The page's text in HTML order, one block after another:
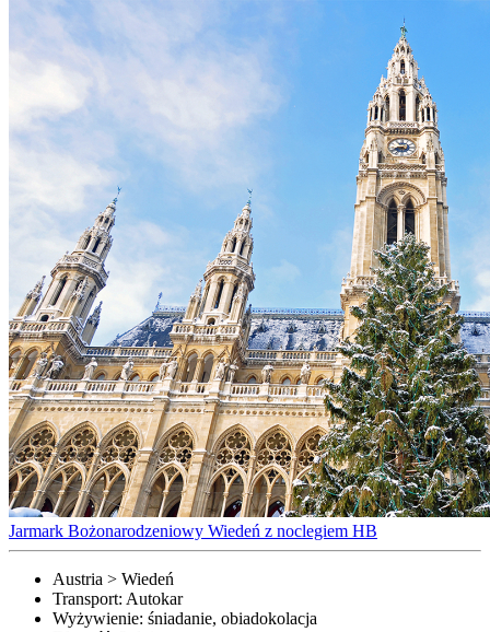
Jarmark Bożonarodzeniowy Wiedeń z noclegiem HB
Austria > Wiedeń
Transport: Autokar
Wyżywienie: śniadanie, obiadokolacja